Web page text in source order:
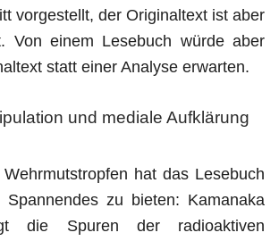
vorgestellt, der Originaltext ist aber
Von einem Lesebuch würde aber
statt einer Analyse erwarten.
und mediale Aufklärung
hat das Lesebuch
zu bieten: Kamanaka
die Spuren der radioaktiven